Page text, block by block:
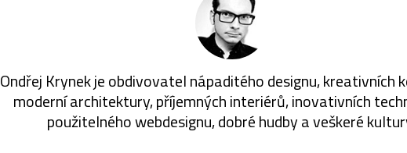
Ondřej Krynek je obdivovatel nápaditého designu, kreativních
moderní architektury, příjemných interiérů, inovativních
použitelného webdesignu, dobré hudby a veškeré